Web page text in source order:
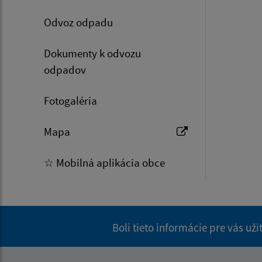
Odvoz odpadu
Dokumenty k odvozu
odpadov
Fotogaléria
Mapa
☆ Mobilná aplikácia obce
Boli tieto informácie pre vás